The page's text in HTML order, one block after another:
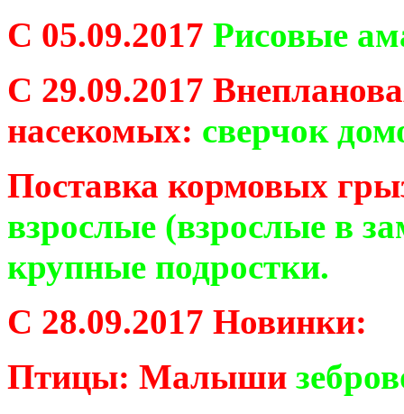
С 05.09.2017 Рисовые
С 29.09.2017
насекомых: сверчок
Поставка кормовых
взрослые (взрослые в
крупные подростки.
С 28.09.2017 Новинки:
Птицы: Малыши